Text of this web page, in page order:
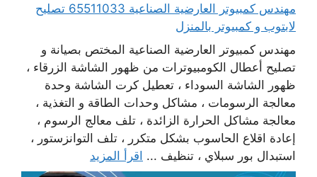
مهندس كمبيوتر العارضية الصناعية 65511033 تصليح
لابتوب و كمبيوتر بالمنزل
مهندس كمبيوتر العارضية الصناعية المختص بصيانة و
تصليح أعطال الكومبيوترات من ظهور الشاشة الزرقاء ،
ظهور الشاشة السوداء ، تعطيل كرت الشاشة وحدة
معالجة الرسومات ، مشاكل وحدات الطاقة و التغذية ،
معالجة مشاكل الحرارة الزائدة ، تلف معالج الرسوم ،
إعادة اقلاع الحاسوب بشكل متكرر ، تلف التوانزستور ،
استبدال بور سبلاي ، تنظيف ... اقرأ المزيد